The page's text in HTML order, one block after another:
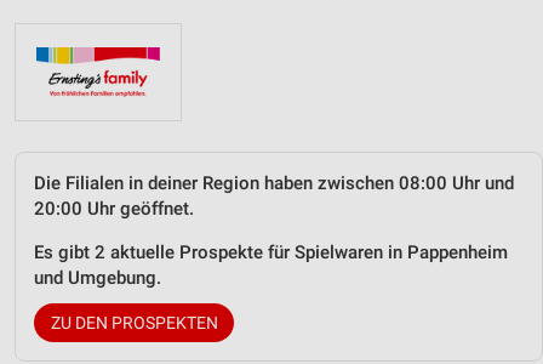
Die Filialen in deiner Region haben zwischen 08:00 Uhr und
20:00 Uhr geöffnet.
Es gibt 2 aktuelle Prospekte für Spielwaren in Pappenheim
und Umgebung.
ZU DEN PROSPEKTEN